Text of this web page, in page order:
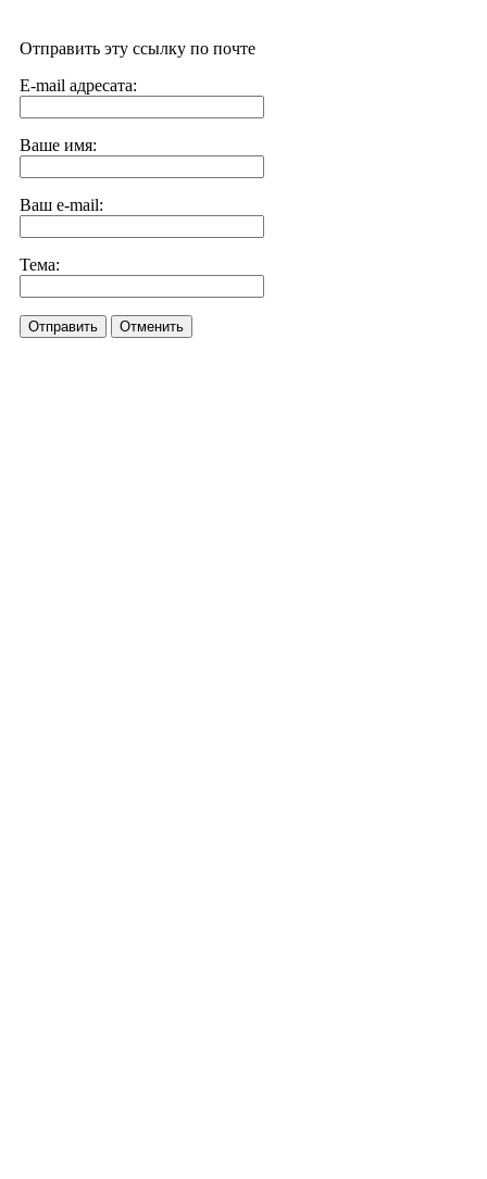
Отправить эту ссылку по почте
E-mail адресата:
Ваше имя:
Ваш e-mail:
Тема:
Отправить Отменить